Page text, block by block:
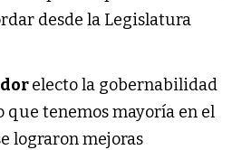
desde la Legislatura
electo la gobernabilidad
que tenemos mayoría en el
lograron mejoras